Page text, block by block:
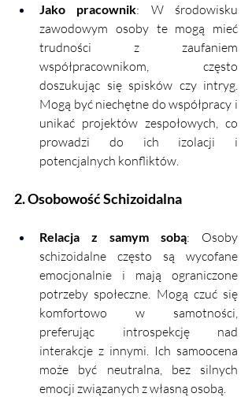
Jako pracownik: W środowisku
zawodowym osoby te mogą mieć
trudności z zaufaniem
współpracownikom, często
doszukując się spisków czy intryg.
Mogą być niechętne do współpracy i
unikać projektów zespołowych, co
prowadzi do ich izolacji i
potencjalnych konfliktów.
2. Osobowość Schizoidalna
Relacja z samym sobą: Osoby
schizoidalne często są wycofane
emocjonalnie i mają ograniczone
potrzeby społeczne. Mogą czuć się
komfortowo w samotności,
preferując introspekcję nad
interakcje z innymi. Ich samoocena
może być neutralna, bez silnych
emocji związanych z własną osobą.